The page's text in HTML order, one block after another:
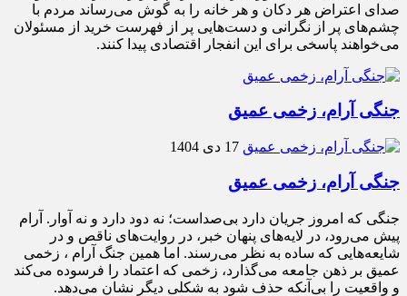
صدای اعتراض هر دکان و هر خانه را به گوش می‌رساند مردم با
چشم‌های پر از نگرانی و دست‌هایی پر از فهرست خرید از مسئولان
می‌خواهند پاسخی برای این انفجار اقتصادی پیدا کنند.
جنگی آرام، زخمی عمیق
17 دی 1404
جنگی آرام، زخمی عمیق
جنگی که امروز جریان دارد بی‌صداست؛ نه دود دارد و نه آوار. آرام
پیش می‌رود، در لایه‌های پنهان خبر، در روایت‌های ناقص و در
شایعه‌هایی که ساده به نظر می‌رسند. اما همین جنگ آرام ، زخمی
عمیق بر ذهن جامعه می‌گذارد، زخمی که اعتماد را فرسوده می‌کند
و واقعیت را بی‌آنکه حذف شود به شکلی دیگر نشان می‌دهد.